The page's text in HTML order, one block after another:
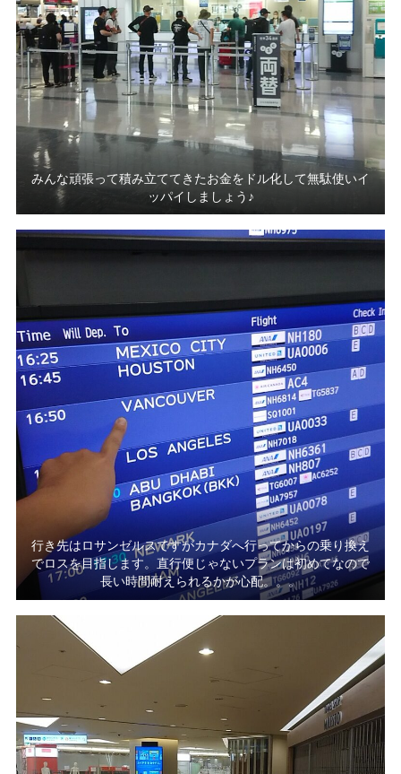
みんな頑張って積み立ててきたお金をドル化して無駄使いイ
ッパイしましょう♪
行き先はロサンゼルスですがカナダへ行ってからの乗り換え
でロスを目指します。直行便じゃないプランは初めてなので
長い時間耐えられるかが心配。。。